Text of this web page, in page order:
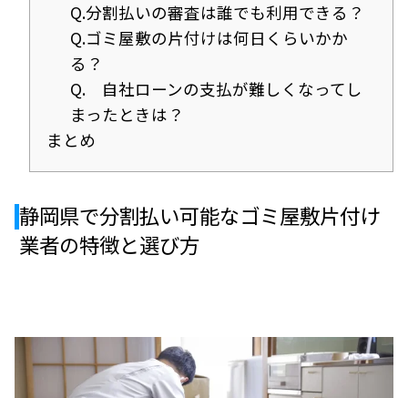
Q.分割払いの審査は誰でも利用できる？
Q.ゴミ屋敷の片付けは何日くらいかか
る？
Q. 自社ローンの支払が難しくなってし
まったときは？
まとめ
静岡県で分割払い可能なゴミ屋敷片付け
業者の特徴と選び方